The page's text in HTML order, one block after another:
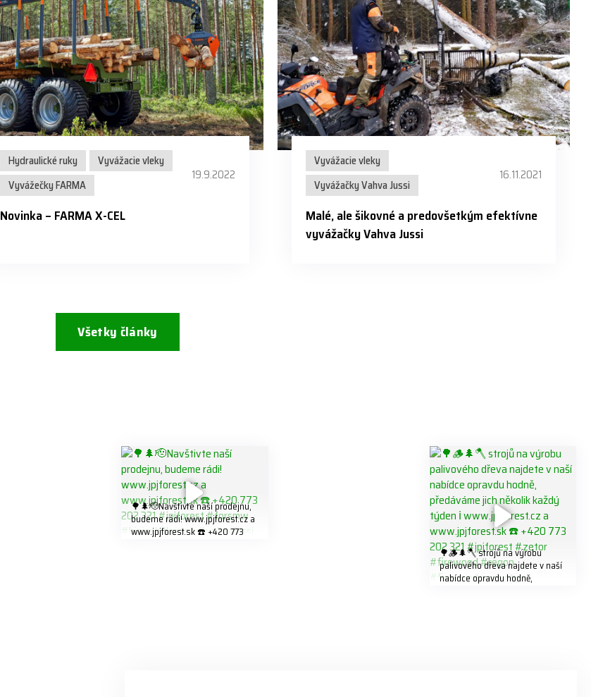
Hydraulické ruky
Vyvážacie vleky
Vyvážečky FARMA
19.9.2022
Novinka – FARMA X-CEL
Vyvážacie vleky
Vyvážačky Vahva Jussi
16.11.2021
Malé, ale šikovné a predovšetkým efektívne
vyvážačky Vahva Jussi
Všetky články
🌳🌲🫡Navštivte naší prodejnu,
budeme rádi! www.jpjforest.cz a
www.jpjforest.sk ☎️ +420 773
🌳🪵🌲🪓 strojů na výrobu
palivového dřeva najdete v naší
nabídce opravdu hodně,